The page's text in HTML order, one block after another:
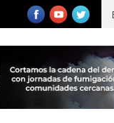
registra 92 %